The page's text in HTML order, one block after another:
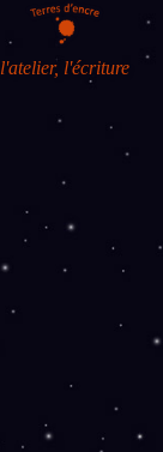
l'atelier, l'écriture